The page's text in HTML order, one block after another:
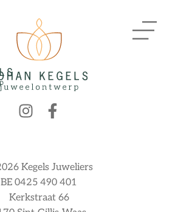
Kegels Juweliers
BE 0425 490 401
Kerkstraat 66